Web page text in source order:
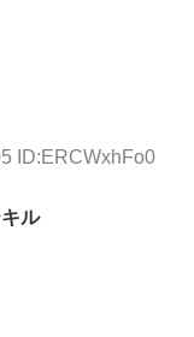
ID:ERCWxhFo0
ル